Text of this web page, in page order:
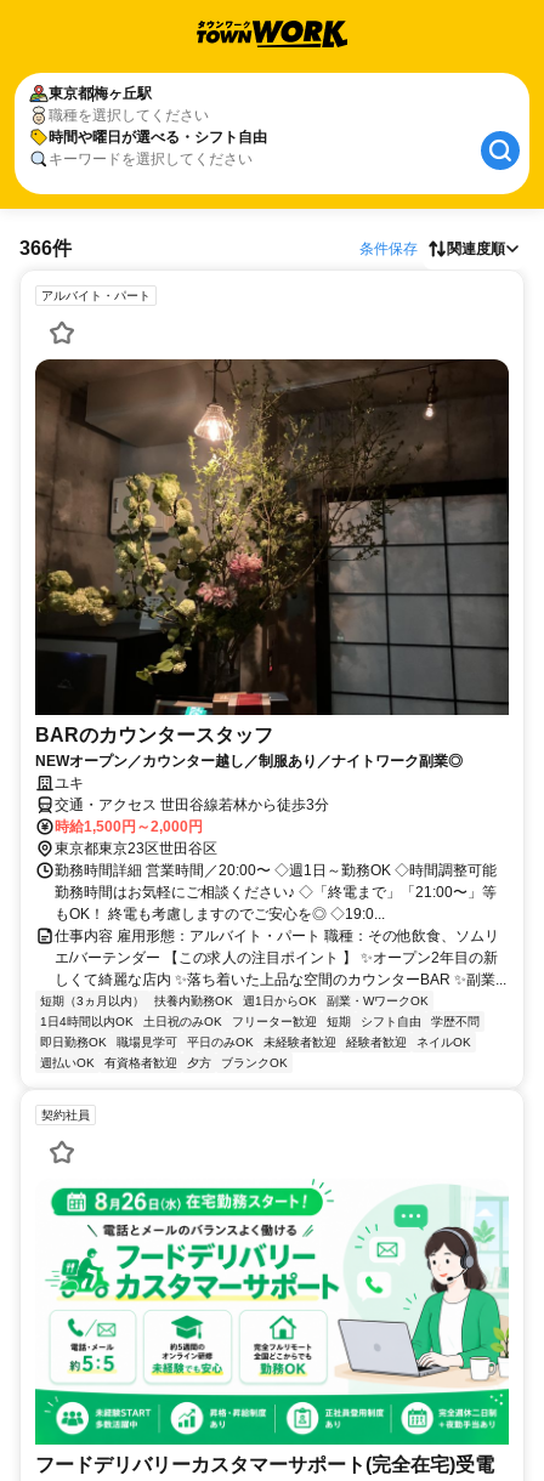
東京都梅ヶ丘駅
職種を選択してください
時間や曜日が選べる・シフト自由
キーワードを選択してください
366件 条件保存 関連度順
アルバイト・パート
BARのカウンタースタッフ
NEWオープン／カウンター越し／制服あり／ナイトワーク副業◎
ユキ
交通・アクセス 世田谷線若林から徒歩3分
時給1,500円～2,000円
東京都東京23区世田谷区
勤務時間詳細 営業時間／20:00〜 ◇週1日～勤務OK ◇時間調整可能
勤務時間はお気軽にご相談ください♪ ◇「終電まで」「21:00〜」等
もOK！ 終電も考慮しますのでご安心を◎ ◇19:0...
仕事内容 雇用形態：アルバイト・パート 職種：その他飲食、ソムリ
エ/バーテンダー 【この求人の注目ポイント 】 ✨オープン2年目の新
しくて綺麗な店内 ✨落ち着いた上品な空間のカウンターBAR ✨副業...
短期（3ヵ月以内） 扶養内勤務OK 週1日からOK
副業・WワークOK
1日4時間以内OK
土日祝のみOK フリーター歓迎 短期 シフト自由
学歴不問
即日勤務OK
職場見学可 平日のみOK 未経験者歓迎 経験者歓迎
ネイルOK
週払いOK
有資格者歓迎 夕方 ブランクOK
契約社員
フードデリバリーカスタマーサポート(完全在宅)受電